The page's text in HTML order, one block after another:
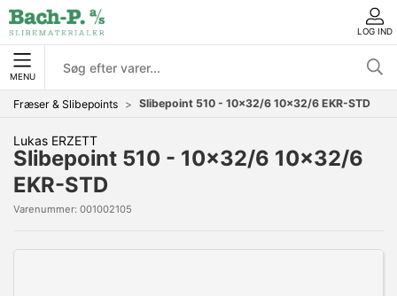
LOG IND
MENU
Fræser & Slibepoints Slibepoint 510 - 10x32/6 10x32/6 EKR-STD
Lukas ERZETT
Slibepoint 510 - 10x32/6 10x32/6
EKR-STD
Varenummer: 001002105